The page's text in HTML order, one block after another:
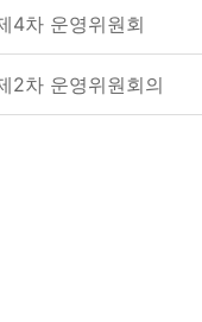
4차 운영위원회
2차 운영위원회의